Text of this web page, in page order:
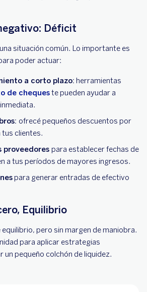
Déficit
situación común. Lo importante es
poder actuar:
a corto plazo: herramientas
de chequeste pueden ayudar a
ofrecé pequeños descuentos por
tus clientes.
proveedores para establecer fechas de
a tus períodos de mayores ingresos.
para generar entradas de efectivo
Equilibrio
equilibrio, pero sin margen de maniobra.
para aplicar estrategias
un pequeño colchón de liquidez.